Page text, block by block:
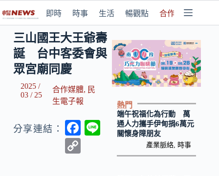
即時 時事 生活 暢觀點 合作媒體
三山國王大王爺壽
誕 台中客委會與
眾宮廟同慶
2025 /
03 / 25
合作媒體, 民
生電子報
分享連結：
F
熱門
端午祝福化為行動 萬
通人力攜手伊甸捐6萬元
關懷身障朋友
產業脈絡 時事